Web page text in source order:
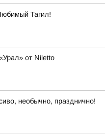
Тагил!
от Niletto
необычно, празднично!